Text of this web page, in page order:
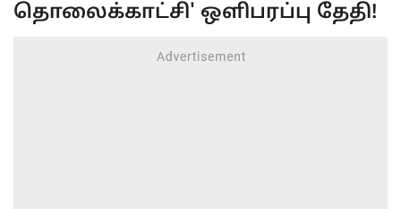
தொலைக்காட்சி' ஒளிபரப்பு தேதி!